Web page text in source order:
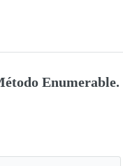
Enumerable.